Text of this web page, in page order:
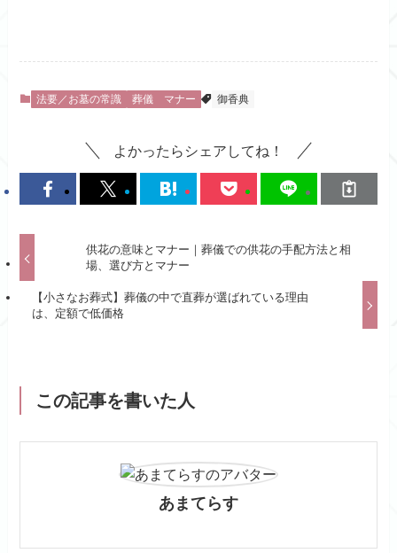
法要／お墓の常識 葬儀 マナー 御香典
よかったらシェアしてね！
供花の意味とマナー｜葬儀での供花の手配方法と相
場、選び方とマナー
【小さなお葬式】葬儀の中で直葬が選ばれている理由
は、定額で低価格
この記事を書いた人
あまてらす